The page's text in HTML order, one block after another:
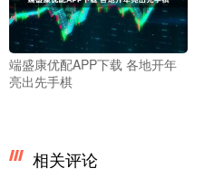
端盛康优配APP下载 各地开年
亮出先手棋
相关评论